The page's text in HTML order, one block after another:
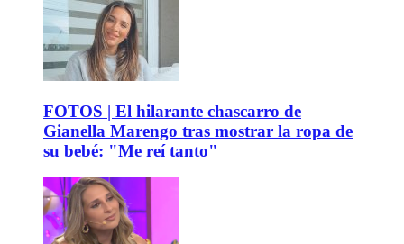
FOTOS | El hilarante chascarro de
Gianella Marengo tras mostrar la ropa de
su bebé: "Me reí tanto"